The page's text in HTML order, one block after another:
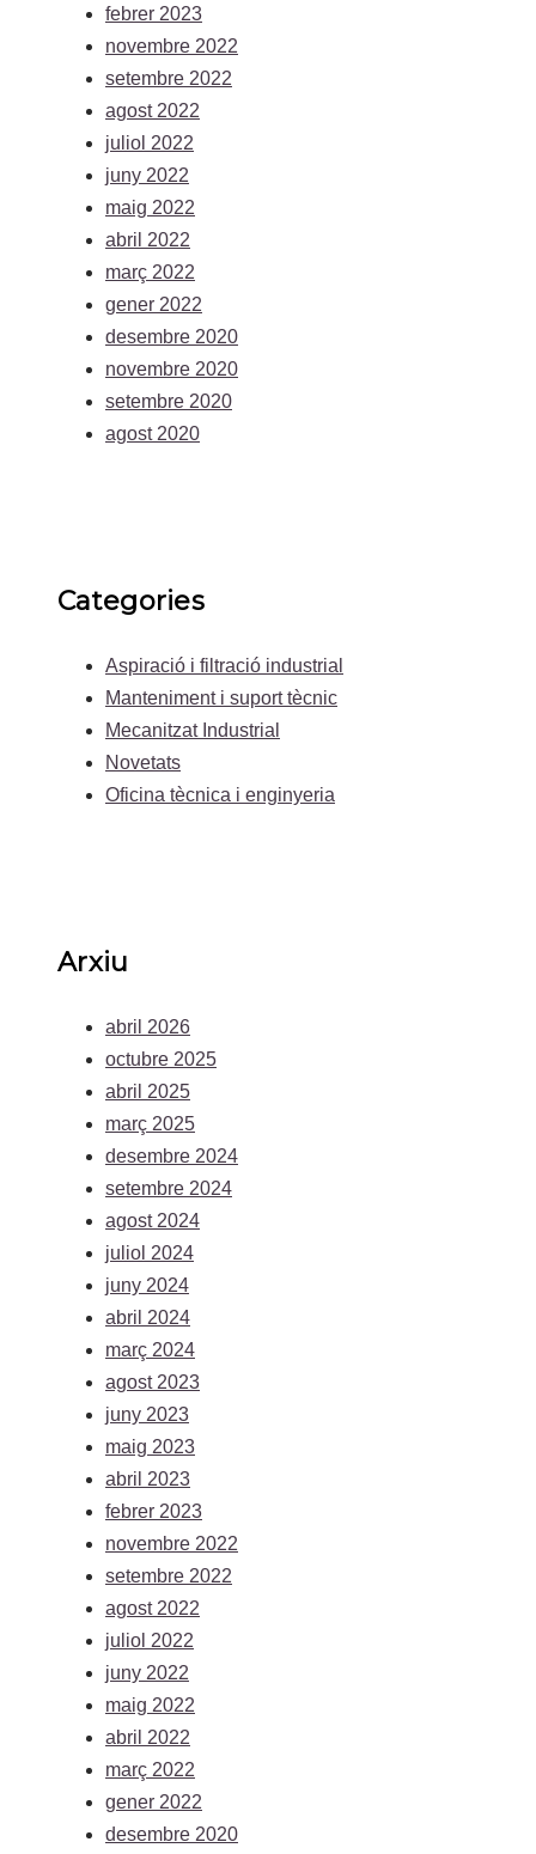
febrer 2023
novembre 2022
setembre 2022
agost 2022
juliol 2022
juny 2022
maig 2022
abril 2022
març 2022
gener 2022
desembre 2020
novembre 2020
setembre 2020
agost 2020
Categories
Aspiració i filtració industrial
Manteniment i suport tècnic
Mecanitzat Industrial
Novetats
Oficina tècnica i enginyeria
Arxiu
abril 2026
octubre 2025
abril 2025
març 2025
desembre 2024
setembre 2024
agost 2024
juliol 2024
juny 2024
abril 2024
març 2024
agost 2023
juny 2023
maig 2023
abril 2023
febrer 2023
novembre 2022
setembre 2022
agost 2022
juliol 2022
juny 2022
maig 2022
abril 2022
març 2022
gener 2022
desembre 2020